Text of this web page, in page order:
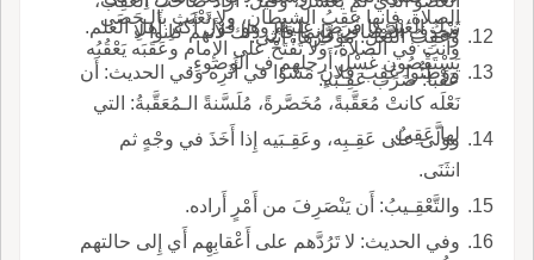
الصلاة، فإِنها عَقِبُ الشيطان، ولا تَعْبَث بالـحَصَى
وأَنت في الصلاة، ولا تَفْتَحْ على الإِمام وعَقَبَه يَعْقُبُه
عَقْباً: ضَرَب عَقِـبَه.
تَرْكِ العَبْد ما فُرِضَ عليه، وهو قَوْلُ أَكثرِ أَهلِ العلم.
فحذف المضاف وإِنما قال ذلك لأَنهم كانوا لا
يَسْتَقْصُون غَسْلَ أَرجلهم ف الوضوءِ.
وعَقِبُ النَّعْلِ: مُؤَخَّرُها، أُنْثى.
ووَطِئُوا عَقِبَ فلانٍ مَشَوْا في أَثَرِه وفي الحديث: أَن
نَعْلَه كانتْ مُعَقَّبةً، مُخَصَّرةً، مُلَسَّنةً الـمُعَقَّبةُ: التي
لها عَقِبٌ.
ووَلَّى على عَقِـبِه، وعَقِـبَيه إِذا أَخَذَ في وجْهٍ ثم
انثَنَى.
والتَّعْقِـيبُ: أَن يَنْصَرِفَ من أَمْرٍ أَراده.
وفي الحديث: لا تَرُدَّهم على أَعْقابِهِم أَي إِلى حالتهم